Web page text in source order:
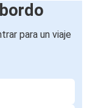
para un viaje